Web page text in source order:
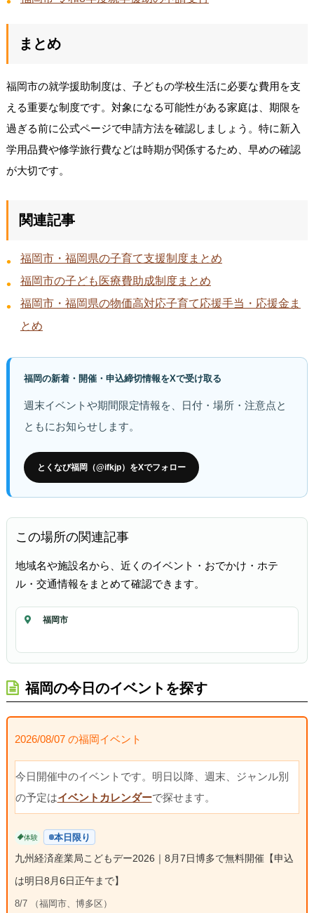
まとめ
福岡市の就学援助制度は、子どもの学校生活に必要な費用を支
える重要な制度です。対象になる可能性がある家庭は、期限を
過ぎる前に公式ページで申請方法を確認しましょう。特に新入
学用品費や修学旅行費などは時期が関係するため、早めの確認
が大切です。
関連記事
福岡市・福岡県の子育て支援制度まとめ
福岡市の子ども医療費助成制度まとめ
福岡市・福岡県の物価高対応子育て応援手当・応援金ま
とめ
福岡の新着・開催・申込締切情報をXで受け取る
週末イベントや期間限定情報を、日付・場所・注意点と
ともにお知らせします。
とくなび福岡（@ifkjp）をXでフォロー
この場所の関連記事
地域名や施設名から、近くのイベント・おでかけ・ホテ
ル・交通情報をまとめて確認できます。
福岡市
福岡の今日のイベントを探す
2026/08/07 の福岡イベント
今日開催中のイベントです。明日以降、週末、ジャンル別
の予定はイベントカレンダーで探せます。
体験 本日限り
九州経済産業局こどもデー2026｜8月7日博多で無料開催【申込
は明日8月6日正午まで】
8/7 （福岡市、博多区）